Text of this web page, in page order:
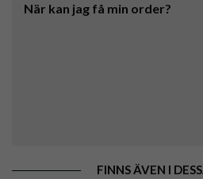
När kan jag få min order?
FINNS ÄVEN I